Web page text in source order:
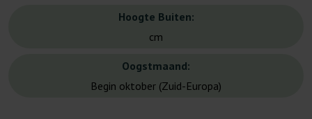
Hoogte Buiten:
cm
Oogstmaand:
Begin oktober (Zuid-Europa)